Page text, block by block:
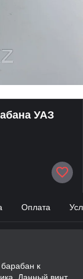
УАЗ
Оплата
к
Данный винт